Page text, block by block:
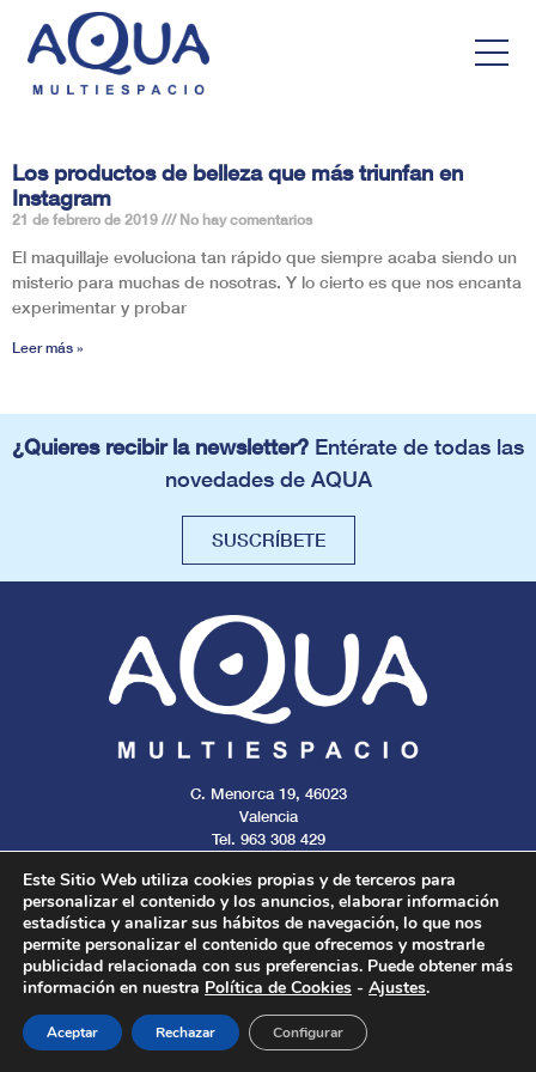
Los productos de belleza que más triunfan en
Instagram
21 de febrero de 2019 No hay comentarios
El maquillaje evoluciona tan rápido que siempre acaba siendo un
misterio para muchas de nosotras. Y lo cierto es que nos encanta
experimentar y probar
Leer más »
¿Quieres recibir la newsletter? Entérate de todas las
novedades de AQUA
SUSCRÍBETE
C. Menorca 19, 46023
Valencia
Tel. 963 308 429
Todos los derechos reservados. 2024.
Aviso legal Cookies Privacidad
Este Sitio Web utiliza cookies propias y de terceros para
personalizar el contenido y los anuncios, elaborar información
estadística y analizar sus hábitos de navegación, lo que nos
permite personalizar el contenido que ofrecemos y mostrarle
publicidad relacionada con sus preferencias. Puede obtener más
información en nuestra Política de Cookies - Ajustes.
Aceptar Rechazar Configurar